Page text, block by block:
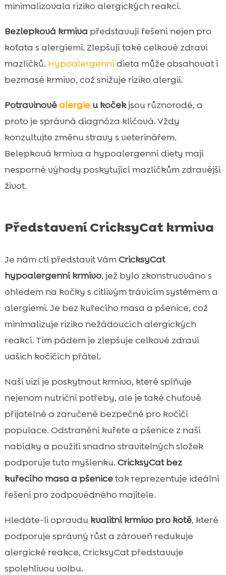
minimalizovala riziko alergických reakcí.
Bezlepková krmiva představují řešení nejen pro
koťata s alergiemi. Zlepšují také celkové zdraví
mazlíčků. Hypoalergennídieta může obsahovat i
bezmasé krmivo, což snižuje riziko alergií.
Potravinovéalergieu kočekjsou různorodé, a
proto je správná diagnóza klíčová. Vždy
konzultujte změnu stravy s veterinářem.
Belepková krmiva a hypoalergenní diety mají
nesporné výhody poskytující mazlíčkům zdravější
život.
Představení CricksyCat krmiva
Je nám ctí představit VámCricksyCat
hypoalergenní krmivo, jež bylo zkonstruováno s
ohledem na kočky s citlivým trávicím systémem a
alergiemi. Je bez kuřecího masa a pšenice, což
minimalizuje riziko nežádoucích alergických
reakcí. Tím pádem je zlepšuje celkové zdraví
vašich kočičích přátel.
Naší vizí je poskytnout krmivo, které splňuje
nejenom nutriční potřeby, ale je také chuťově
přijatelné a zaručeně bezpečné pro kočičí
populace. Odstranění kuřete a pšenice z naší
nabídky a použití snadno stravitelných složek
podporuje tuto myšlenku. CricksyCat bez
kuřecího masa a pšenicetak reprezentuje ideální
řešení pro zodpovědného majitele.
Hledáte-li opravdu kvalitní krmivo pro kotě, které
podporuje správný růst a zároveň redukuje
alergické reakce, CricksyCat představuje
spolehlivou volbu.